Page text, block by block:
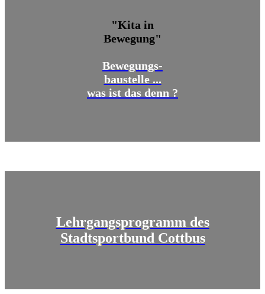
"Kita in
Bewegung"
Bewegungs-
baustelle ...
was ist das denn ?
Lehrgangsprogramm des
Stadtsportbund Cottbus